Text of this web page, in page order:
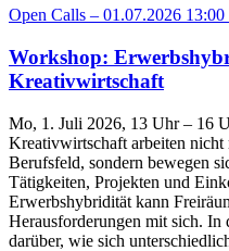
Open Calls – 01.07.2026
Workshop:
Kreativwirtschaft
Mo, 1. Juli 2026, 13 Uhr – 16
Kreativwirtschaft arbeiten nicht
Berufsfeld, sondern bewegen
Tätigkeiten, Projekten und
Erwerbshybridität kann
Herausforderungen mit sich. In
darüber, wie sich